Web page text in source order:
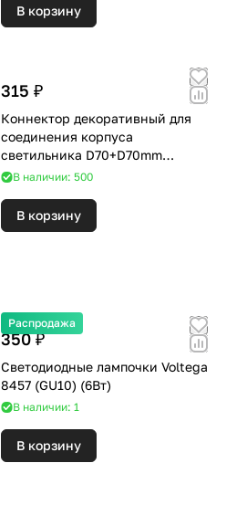
В корзину
315 ₽
Коннектор декоративный для
соединения корпуса
светильника D70+D70mm
Ambrella DIY Spot A2071
В наличии: 500
В корзину
Распродажа
350 ₽
Светодиодные лампочки Voltega
8457 (GU10) (6Вт)
В наличии: 1
В корзину